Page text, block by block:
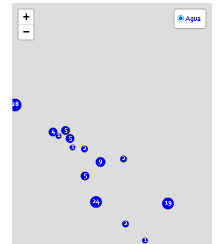
1
1
4 5
28
5
2
2
19
9
5
1
24
2
+
−
Agua